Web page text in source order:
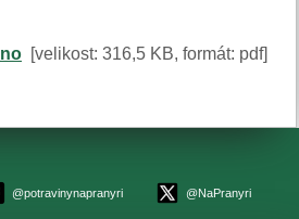
[velikost: 316,5 KB, formát: pdf]
@potravinynapranyri @NaPranyri